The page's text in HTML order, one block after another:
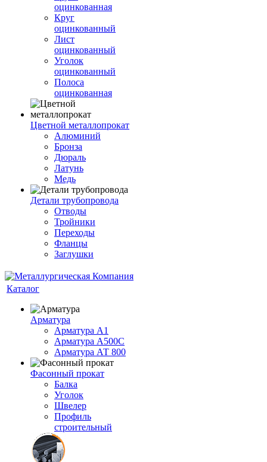
оцинкованная
Круг
оцинкованный
Лист
оцинкованный
Уголок
оцинкованный
Полоса
оцинкованная
Цветной металлопрокат
Алюминий
Бронза
Дюраль
Латунь
Медь
Детали трубопровода
Отводы
Тройники
Переходы
Фланцы
Заглушки
Каталог
Арматура
Арматура А1
Арматура А500С
Арматура АТ 800
Фасонный прокат
Балка
Уголок
Швелер
Профиль
строительный